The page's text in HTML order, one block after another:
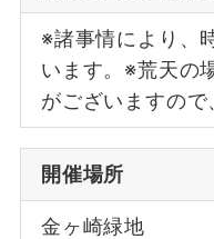
※諸事情により、
います。※荒天の
がございますので
開催場所
金ヶ崎緑地